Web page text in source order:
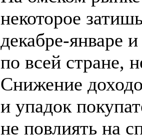
некоторое
декабре-январе
по всей стране,
Снижение
и упадок
не повлиять на